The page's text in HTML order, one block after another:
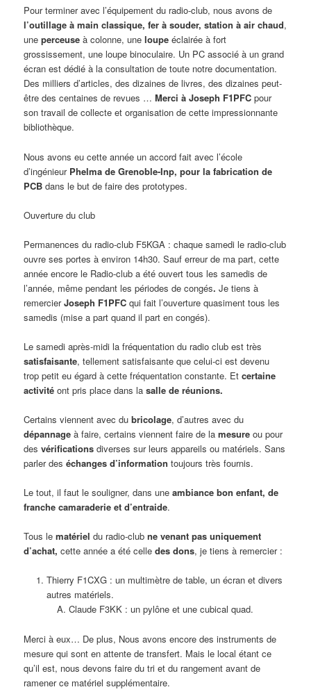
Pour terminer avec l’équipement du radio-club, nous avons de
l’outillage à main classique, fer à souder, station à air chaud,
uneperceuse à colonne, uneloupe éclairée à fort
grossissement, une loupe binoculaire. Un PC associé à un grand
écran est dédié à la consultation de toute notre documentation.
Des milliers d’articles, des dizaines de livres, des dizaines peut-
être des centaines de revues … Merci à Joseph F1PFCpour
son travail de collecte et organisation de cette impressionnante
bibliothèque.
Nous avons eu cette année un accord fait avec l’école
d’ingénieur Phelma de Grenoble-Inp, pour la fabrication de
PCB dans le but de faire des prototypes.
Ouverture du club
Permanences du radio-club F5KGA : chaque samedi le radio-club
ouvre ses portes à environ 14h30. Sauf erreur de ma part, cette
année encore le Radio-club a été ouvert tous les samedis de
l’année, même pendant les périodes de congés.Je tiens à
remercierJoseph F1PFCqui fait l’ouverture quasiment tous les
samedis (mise a part quand il part en congés).
Le samedi après-midi la fréquentation du radio club est très
satisfaisante, tellement satisfaisante que celui-ci est devenu
trop petit eu égard à cette fréquentation constante. Et certaine
activité ont pris place dans lasalle de réunions.
Certains viennent avec dubricolage, d’autres avec du
dépannage à faire, certains viennent faire de lamesure ou pour
desvérifications diverses sur leurs appareils ou matériels. Sans
parler deséchanges d’information toujours très fournis.
Le tout, il faut le souligner, dans uneambiance bon enfant, de
franche camaraderie et d’entraide.
Tous lematériel du radio-clubne venant pas uniquement
d’achat, cette année a été celledes dons, je tiens à remercier :
Thierry F1CXG : un multimètre de table, un écran et divers
autres matériels.
Claude F3KK : un pylône et une cubical quad.
Merci à eux… De plus, Nous avons encore des instruments de
mesure qui sont en attente de transfert. Mais le local étant ce
qu’il est, nous devons faire du tri et du rangement avant de
ramener ce matériel supplémentaire.